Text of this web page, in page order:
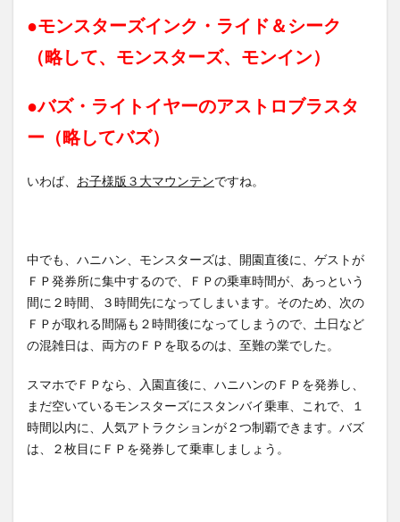
●モンスターズインク・ライド＆シーク
（略して、モンスターズ、モンイン）
●バズ・ライトイヤーのアストロブラスタ
ー（略してバズ）
いわば、 お子様版３大マウンテンですね。
中でも、ハニハン、モンスターズは、開園直後に、ゲストが
ＦＰ発券所に集中するので、ＦＰの乗車時間が、あっという
間に２時間、３時間先になってしまいます。そのため、次の
ＦＰが取れる間隔も２時間後になってしまうので、土日など
の混雑日は、両方のＦＰを取るのは、至難の業でした。
スマホでＦＰなら、入園直後に、ハニハンのＦＰを発券し、
まだ空いているモンスターズにスタンバイ乗車、これで、１
時間以内に、人気アトラクションが２つ制覇できます。バズ
は、２枚目にＦＰを発券して乗車しましょう。